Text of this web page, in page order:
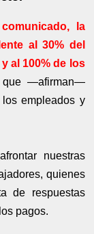
la
al 30% del
al 100% de los
que —afirman—
empleados y
nuestras
quienes
de respuestas
pagos.